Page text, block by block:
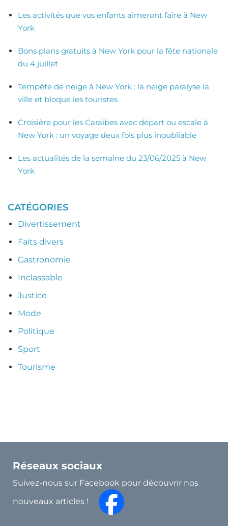
Les activités que vos enfants aimeront faire à New
York
Bons plans gratuits à New York pour la fête nationale
du 4 juillet
Tempête de neige à New York : la neige paralyse la
ville et bloque les touristes
Croisière pour les Caraïbes avec départ ou escale à
New York : un voyage deux fois plus inoubliable
Les actualités de la semaine du 23/06/2025 à New
York
CATÉGORIES
Divertissement
Faits divers
Gastronomie
Inclassable
Justice
Mode
Politique
Sport
Tourisme
Réseaux sociaux
Suivez-nous sur Facebook pour découvrir nos
nouveaux articles !